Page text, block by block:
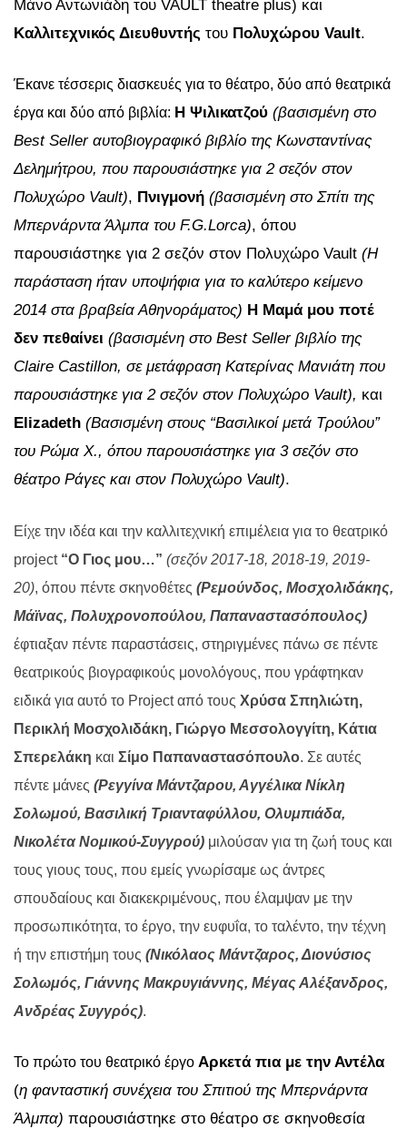
Μάνο Αντωνιάδη του VAULT theatre plus) και
Καλλιτεχνικός Διευθυντής του Πολυχώρου Vault.
Έκανε τέσσερις διασκευές για το θέατρο, δύο από θεατρικά
έργα και δύο από βιβλία: Η Ψιλικατζού (βασισμένη στο
Best Seller αυτοβιογραφικό βιβλίο της Κωνσταντίνας
Δελημήτρου, που παρουσιάστηκε για 2 σεζόν στον
Πολυχώρο Vault), Πνιγμονή (βασισμένη στο Σπίτι της
Μπερνάρντα Άλμπα του F.G.Lorca), όπου
παρουσιάστηκε για 2 σεζόν στον Πολυχώρο Vault (Η
παράσταση ήταν υποψήφια για το καλύτερο κείμενο
2014 στα βραβεία Αθηνοράματος) Η Μαμά μου ποτέ
δεν πεθαίνει (βασισμένη στο Best Seller βιβλίο της
Claire Castillon, σε μετάφραση Κατερίνας Μανιάτη που
παρουσιάστηκε για 2 σεζόν στον Πολυχώρο Vault), και
Elizadeth (Βασισμένη στους “Βασιλικοί μετά Τρούλου”
του Ρώμα Χ., όπου παρουσιάστηκε για 3 σεζόν στο
θέατρο Ράγες και στον Πολυχώρο Vault).
Είχε την ιδέα και την καλλιτεχνική επιμέλεια για το θεατρικό
project “Ο Γιος μου…” (σεζόν 2017-18, 2018-19, 2019-
20), όπου πέντε σκηνοθέτες (Ρεμούνδος, Μοσχολιδάκης,
Μάϊνας, Πολυχρονοπούλου, Παπαναστασόπουλος)
έφτιαξαν πέντε παραστάσεις, στηριγμένες πάνω σε πέντε
θεατρικούς βιογραφικούς μονολόγους, που γράφτηκαν
ειδικά για αυτό το Project από τους Χρύσα Σπηλιώτη,
Περικλή Μοσχολιδάκη, Γιώργο Μεσσολογγίτη, Κάτια
Σπερελάκη και Σίμο Παπαναστασόπουλο. Σε αυτές
πέντε μάνες (Ρεγγίνα Μάντζαρου, Αγγέλικα Νίκλη
Σολωμού, Βασιλική Τριανταφύλλου, Ολυμπιάδα,
Νικολέτα Νομικού-Συγγρού) μιλούσαν για τη ζωή τους και
τους γιους τους, που εμείς γνωρίσαμε ως άντρες
σπουδαίους και διακεκριμένους, που έλαμψαν με την
προσωπικότητα, το έργο, την ευφυΐα, το ταλέντο, την τέχνη
ή την επιστήμη τους (Νικόλαος Μάντζαρος, Διονύσιος
Σολωμός, Γιάννης Μακρυγιάννης, Μέγας Αλέξανδρος,
Ανδρέας Συγγρός).
Το πρώτο του θεατρικό έργο Αρκετά πια με την Αντέλα
(η φανταστική συνέχεια του Σπιτιού της Μπερνάρντα
Άλμπα) παρουσιάστηκε στο θέατρο σε σκηνοθεσία